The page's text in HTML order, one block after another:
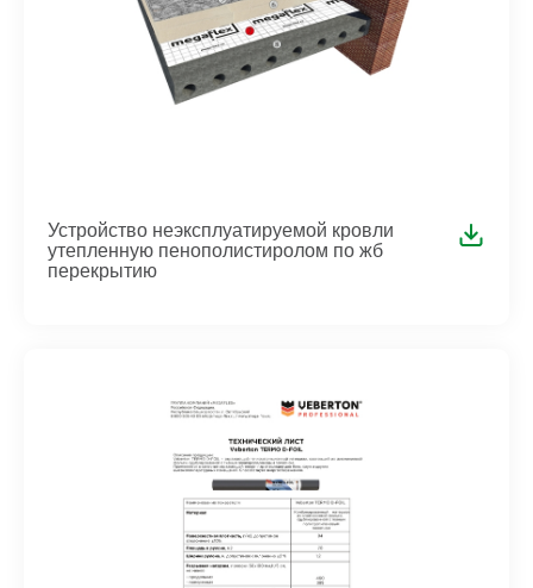
Устройство неэксплуатируемой кровли
утепленную пенополистиролом по жб
перекрытию